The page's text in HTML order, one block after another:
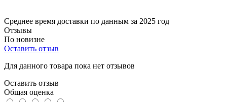
Среднее время доставки по данным за 2025 год
Отзывы
По новизне
Оставить отзыв
Для данного товара пока нет отзывов
Оставить отзыв
Общая оценка